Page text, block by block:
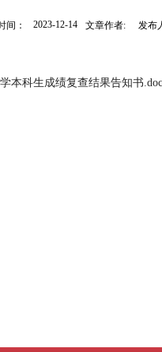
间： 2023-12-14 文章作者: 发布
本科生成绩复查结果告知书